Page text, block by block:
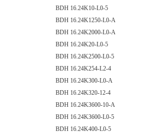
BDH 16.24K10-L0-5
BDH 16.24K1250-L0-A
BDH 16.24K2000-L0-A
BDH 16.24K20-L0-5
BDH 16.24K2500-L0-5
BDH 16.24K254-L2-4
BDH 16.24K300-L0-A
BDH 16.24K320-12-4
BDH 16.24K3600-10-A
BDH 16.24K3600-L0-5
BDH 16.24K400-L0-5